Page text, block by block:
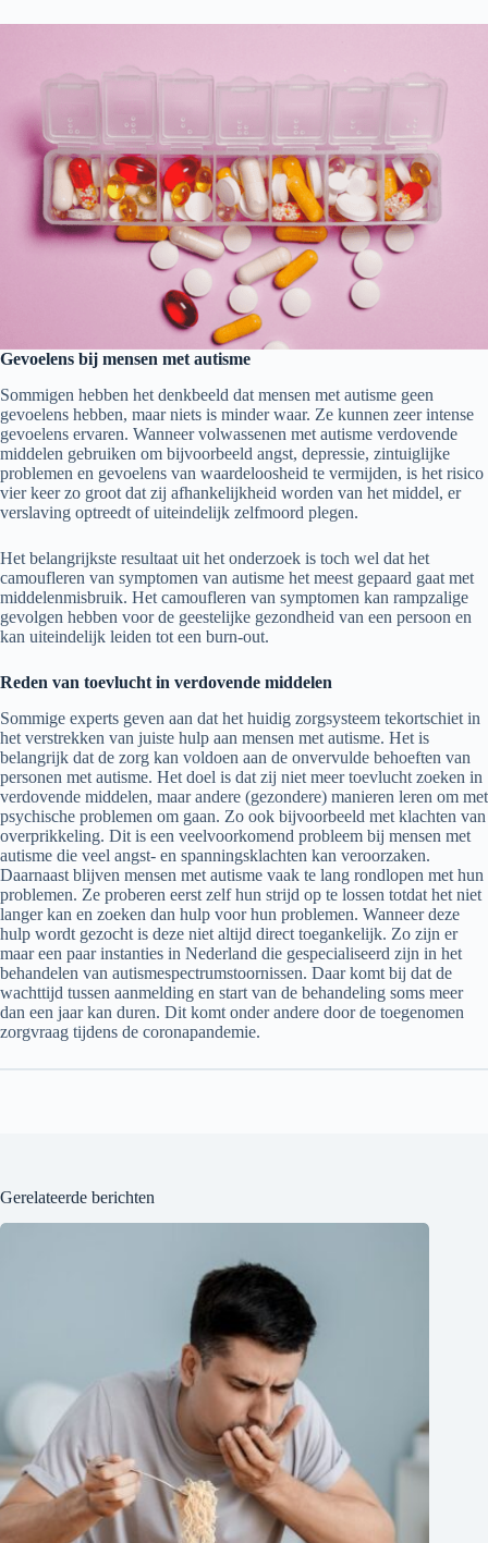
Gevoelens bij mensen met autisme
Sommigen hebben het denkbeeld dat mensen met autisme geen
gevoelens hebben, maar niets is minder waar. Ze kunnen zeer intense
gevoelens ervaren. Wanneer volwassenen met autisme verdovende
middelen gebruiken om bijvoorbeeld angst, depressie, zintuiglijke
problemen en gevoelens van waardeloosheid te vermijden, is het risico
vier keer zo groot dat zij afhankelijkheid worden van het middel, er
verslaving optreedt of uiteindelijk zelfmoord plegen.
Het belangrijkste resultaat uit het onderzoek is toch wel dat het
camoufleren van symptomen van autisme het meest gepaard gaat met
middelenmisbruik. Het camoufleren van symptomen kan rampzalige
gevolgen hebben voor de geestelijke gezondheid van een persoon en
kan uiteindelijk leiden tot een burn-out.
Reden van toevlucht in verdovende middelen
Sommige experts geven aan dat het huidig zorgsysteem tekortschiet in
het verstrekken van juiste hulp aan mensen met autisme. Het is
belangrijk dat de zorg kan voldoen aan de onvervulde behoeften van
personen met autisme. Het doel is dat zij niet meer toevlucht zoeken in
verdovende middelen, maar andere (gezondere) manieren leren om met
psychische problemen om gaan. Zo ook bijvoorbeeld met klachten van
overprikkeling. Dit is een veelvoorkomend probleem bij mensen met
autisme die veel angst- en spanningsklachten kan veroorzaken.
Daarnaast blijven mensen met autisme vaak te lang rondlopen met hun
problemen. Ze proberen eerst zelf hun strijd op te lossen totdat het niet
langer kan en zoeken dan hulp voor hun problemen. Wanneer deze
hulp wordt gezocht is deze niet altijd direct toegankelijk. Zo zijn er
maar een paar instanties in Nederland die gespecialiseerd zijn in het
behandelen van autismespectrumstoornissen. Daar komt bij dat de
wachttijd tussen aanmelding en start van de behandeling soms meer
dan een jaar kan duren. Dit komt onder andere door de toegenomen
zorgvraag tijdens de coronapandemie.
Gerelateerde berichten